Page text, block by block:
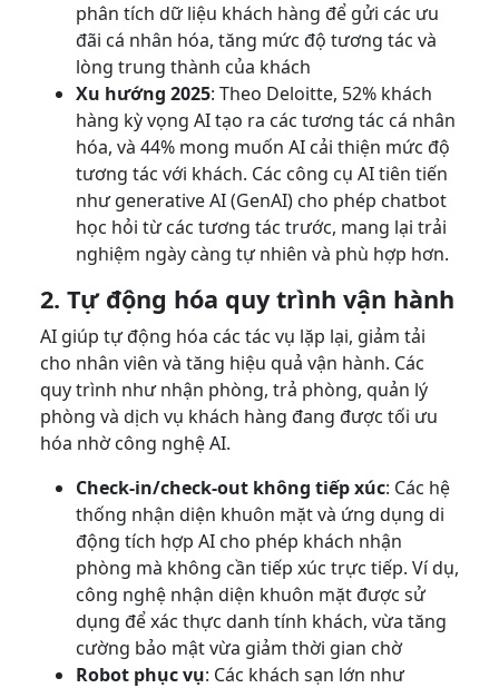
phân tích dữ liệu khách hàng để gửi các ưu
đãi cá nhân hóa, tăng mức độ tương tác và
lòng trung thành của khách
Xu hướng 2025: Theo Deloitte, 52% khách
hàng kỳ vọng AI tạo ra các tương tác cá nhân
hóa, và 44% mong muốn AI cải thiện mức độ
tương tác với khách. Các công cụ AI tiên tiến
như generative AI (GenAI) cho phép chatbot
học hỏi từ các tương tác trước, mang lại trải
nghiệm ngày càng tự nhiên và phù hợp hơn.
2. Tự động hóa quy trình vận hành
AI giúp tự động hóa các tác vụ lặp lại, giảm tải
cho nhân viên và tăng hiệu quả vận hành. Các
quy trình như nhận phòng, trả phòng, quản lý
phòng và dịch vụ khách hàng đang được tối ưu
hóa nhờ công nghệ AI.
Check-in/check-out không tiếp xúc: Các hệ
thống nhận diện khuôn mặt và ứng dụng di
động tích hợp AI cho phép khách nhận
phòng mà không cần tiếp xúc trực tiếp. Ví dụ,
công nghệ nhận diện khuôn mặt được sử
dụng để xác thực danh tính khách, vừa tăng
cường bảo mật vừa giảm thời gian chờ
Robot phục vụ: Các khách sạn lớn như